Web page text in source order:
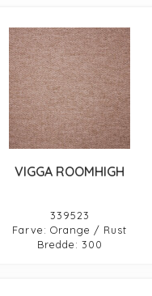
VIGGA ROOMHIGH
339523
Farve: Orange / Rust
Bredde: 300